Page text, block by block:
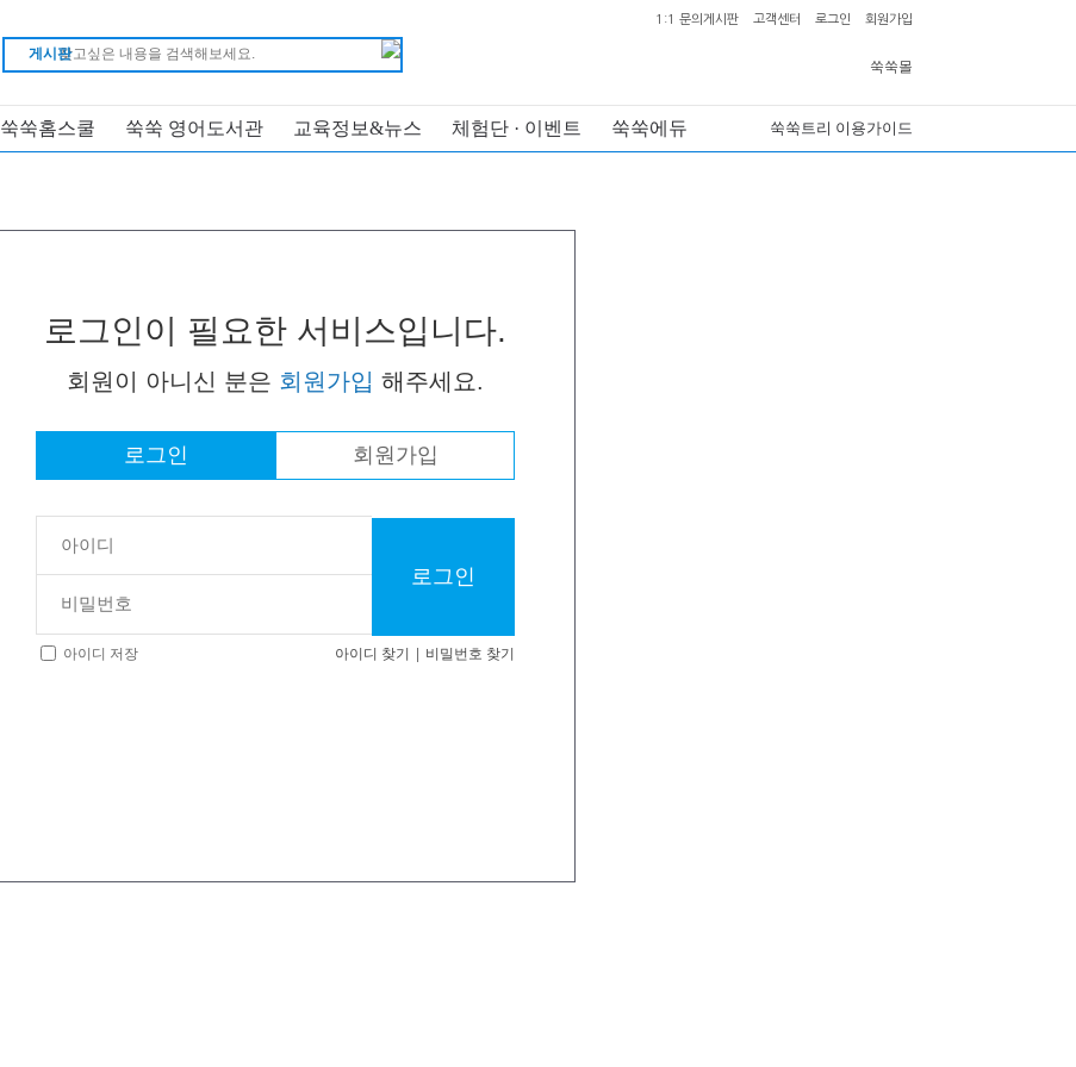
게시판
1:1 문의게시판 고객센터 로그인 회원가입
쑥쑥몰
쑥쑥홈스쿨 쑥쑥 영어도서관 교육정보&뉴스 체험단 · 이벤트 쑥쑥에듀 쑥쑥트리 이용가이드
로그인이 필요한 서비스입니다.
회원이 아니신 분은 회원가입 해주세요.
로그인 회원가입
로그인
아이디 저장 아이디 찾기 | 비밀번호 찾기